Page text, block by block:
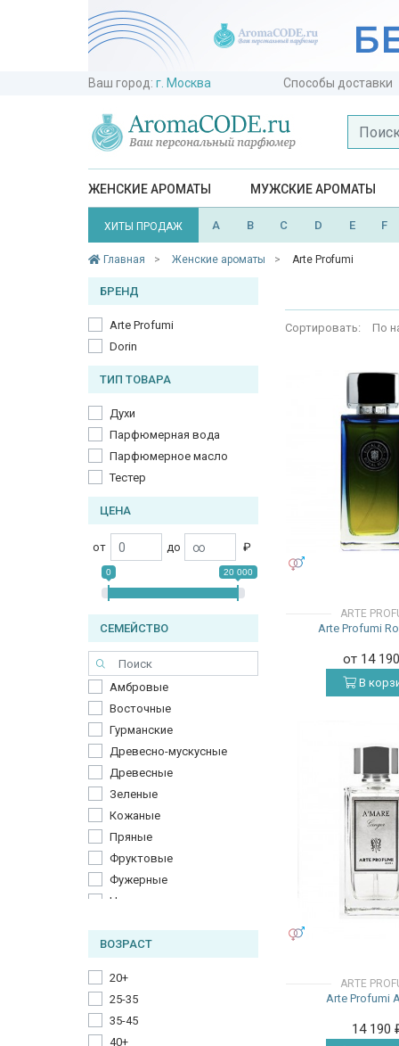
Ваш город: г. Москва Способы доставки
ЖЕНСКИЕ АРОМАТЫ МУЖСКИЕ АРОМАТЫ
ХИТЫ ПРОДАЖ A B C D E F
Главная Женские ароматы Arte Profumi
БРЕНД
Arte Profumi
Dorin
ТИП ТОВАРА
Духи
Парфюмерная вода
Парфюмерное масло
Тестер
ЦЕНА
от до ₽
0 20 000
СЕМЕЙСТВО
Амбровые
Восточные
Гурманские
Древесно-мускусные
Древесные
Зеленые
Кожаные
Пряные
Фруктовые
Фужерные
Цветочные
ВОЗРАСТ
20+
25-35
35-45
40+
Сортировать: По
ARTE
Arte Profumi
от 14
В
ARTE
Arte Profumi
14 190